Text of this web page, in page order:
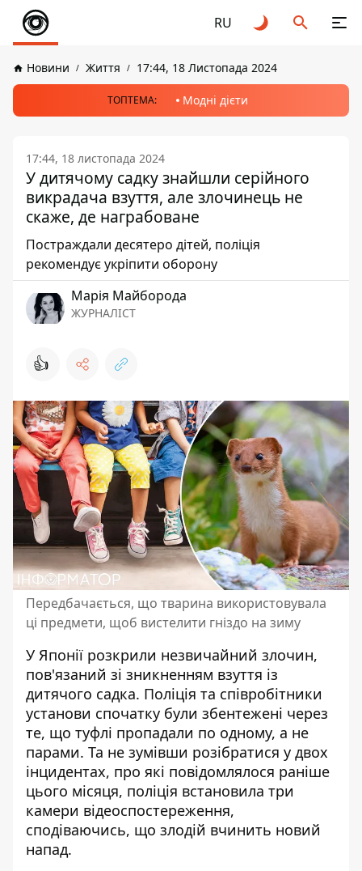
RU
Новини Життя 17:44, 18 Листопада 2024
ТОПТЕМА: Модні дієти
17:44, 18 листопада 2024
У дитячому садку знайшли серійного
викрадача взуття, але злочинець не
скаже, де награбоване
Постраждали десятеро дітей, поліція
рекомендує укріпити оборону
Марія Майборода
ЖУРНАЛІСТ
👍
Передбачається, що тварина використовувала
ці предмети, щоб вистелити гніздо на зиму
У Японії розкрили незвичайний злочин,
пов'язаний зі зникненням взуття із
дитячого садка. Поліція та співробітники
установи спочатку були збентежені через
те, що туфлі пропадали по одному, а не
парами. Та не зумівши розібратися у двох
інцидентах, про які повідомлялося раніше
цього місяця, поліція встановила три
камери відеоспостереження,
сподіваючись, що злодій вчинить новий
напад.